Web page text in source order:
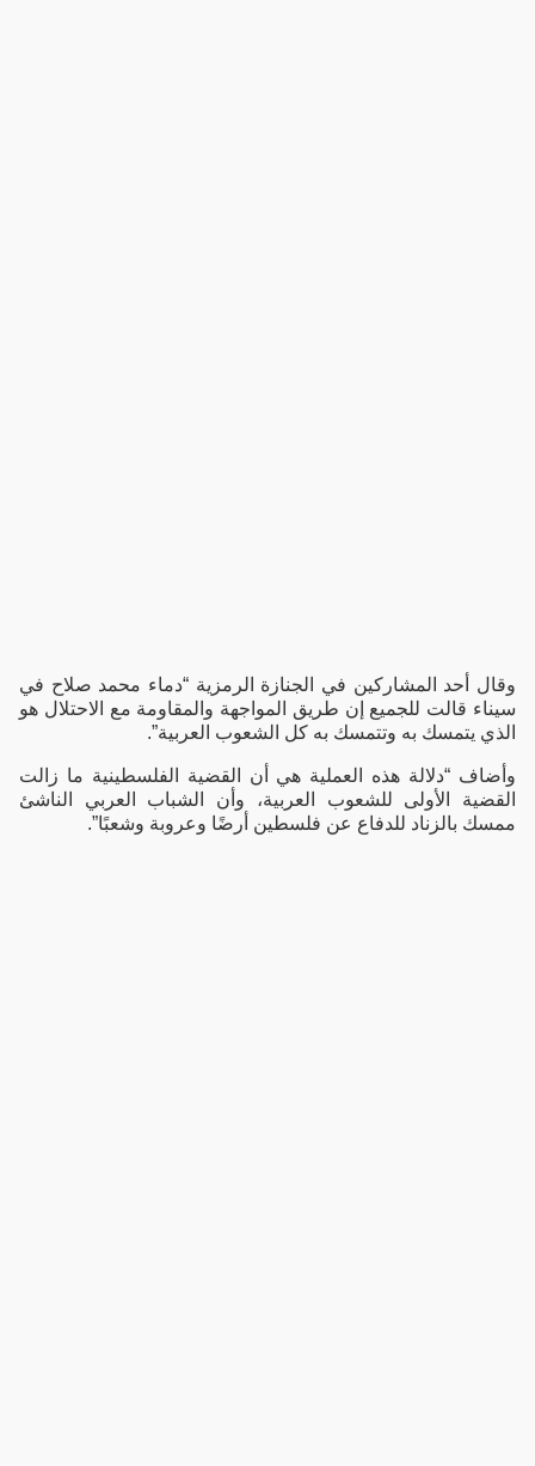
وقال أحد المشاركين في الجنازة الرمزية “دماء محمد صلاح في
سيناء قالت للجميع إن طريق المواجهة والمقاومة مع الاحتلال هو
الذي يتمسك به وتتمسك به كل الشعوب العربية”.
وأضاف “دلالة هذه العملية هي أن القضية الفلسطينية ما زالت
القضية الأولى للشعوب العربية، وأن الشباب العربي الناشئ
ممسك بالزناد للدفاع عن فلسطين أرضًا وعروبة وشعبًا”.